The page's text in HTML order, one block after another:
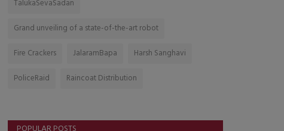
TalukaSevaSadan
Grand unveiling of a state-of-the-art robot
Fire Crackers
JalaramBapa
Harsh Sanghavi
PoliceRaid
Raincoat Distribution